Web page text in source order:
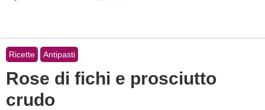
Ricette Antipasti
Rose di fichi e prosciutto
crudo